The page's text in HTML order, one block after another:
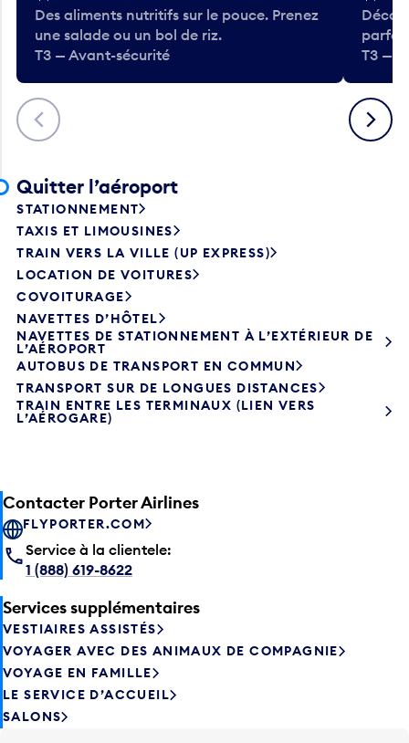
Précédent
Des aliments nutritifs sur le pouce. Prenez
une salade ou un bol de riz.
T3 — Avant-sécurité
T3 —
Suivant
Quitter l’aéroport
STATIONNEMENT
TAXIS ET LIMOUSINES
TRAIN VERS LA VILLE (UP EXPRESS)
LOCATION DE VOITURES
COVOITURAGE
NAVETTES D’HÔTEL
NAVETTES DE STATIONNEMENT À L’EXTÉRIEUR DE
L’AÉROPORT
AUTOBUS DE TRANSPORT EN COMMUN
TRANSPORT SUR DE LONGUES DISTANCES
TRAIN ENTRE LES TERMINAUX (LIEN VERS
L’AÉROGARE)
Contacter Porter Airlines
FLYPORTER.COM
Service à la clientele:
1 (888) 619-8622
Services supplémentaires
VESTIAIRES ASSISTÉS
VOYAGER AVEC DES ANIMAUX DE COMPAGNIE
VOYAGE EN FAMILLE
LE SERVICE D’ACCUEIL
SALONS